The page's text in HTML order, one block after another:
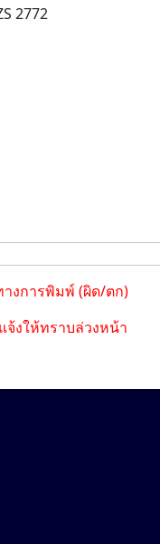
2772
งการพิมพ์ (ผิด/ตก)
งให้ทราบล่วงหน้า